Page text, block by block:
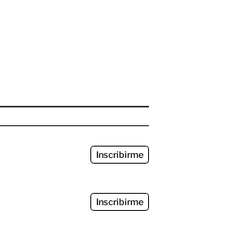
Inscribirme
Inscribirme